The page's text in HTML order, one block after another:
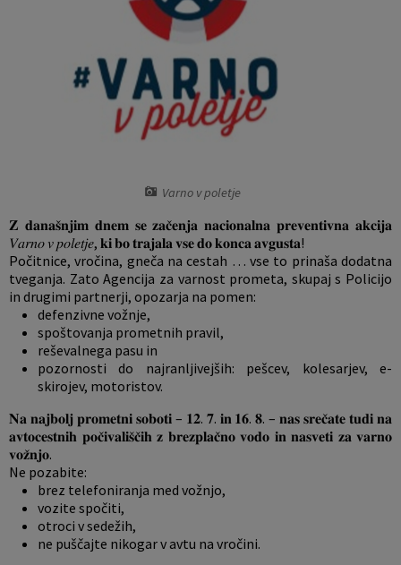
Varno v poletje
𝐙 𝐝𝐚𝐧𝐚𝐬̌𝐧𝐣𝐢𝐦 𝐝𝐧𝐞𝐦 𝐬𝐞 𝐳𝐚𝐜̌𝐞𝐧𝐣𝐚 𝐧𝐚𝐜𝐢𝐨𝐧𝐚𝐥𝐧𝐚 𝐩𝐫𝐞𝐯𝐞𝐧𝐭𝐢𝐯𝐧𝐚 𝐚𝐤𝐜𝐢𝐣𝐚
𝑉𝑎𝑟𝑛𝑜 𝑣 𝑝𝑜𝑙𝑒𝑡𝑗𝑒, 𝐤𝐢 𝐛𝐨 𝐭𝐫𝐚𝐣𝐚𝐥𝐚 𝐯𝐬𝐞 𝐝𝐨 𝐤𝐨𝐧𝐜𝐚 𝐚𝐯𝐠𝐮𝐬𝐭𝐚!
Počitnice, vročina, gneča na cestah … vse to prinaša dodatna
tveganja. Zato Agencija za varnost prometa, skupaj s Policijo
in drugimi partnerji, opozarja na pomen:
defenzivne vožnje,
spoštovanja prometnih pravil,
reševalnega pasu in
pozornosti do najranljivejših: pešcev, kolesarjev, e-
skirojev, motoristov.
𝐍𝐚 𝐧𝐚𝐣𝐛𝐨𝐥𝐣 𝐩𝐫𝐨𝐦𝐞𝐭𝐧𝐢 𝐬𝐨𝐛𝐨𝐭𝐢 – 𝟏𝟐. 𝟕. 𝐢𝐧 𝟏𝟔. 𝟖. – 𝐧𝐚𝐬 𝐬𝐫𝐞𝐜̌𝐚𝐭𝐞 𝐭𝐮𝐝𝐢 𝐧𝐚
𝐚𝐯𝐭𝐨𝐜𝐞𝐬𝐭𝐧𝐢𝐡 𝐩𝐨𝐜̌𝐢𝐯𝐚𝐥𝐢𝐬̌𝐜̌𝐢𝐡 𝐳 𝐛𝐫𝐞𝐳𝐩𝐥𝐚𝐜̌𝐧𝐨 𝐯𝐨𝐝𝐨 𝐢𝐧 𝐧𝐚𝐬𝐯𝐞𝐭𝐢 𝐳𝐚 𝐯𝐚𝐫𝐧𝐨
𝐯𝐨𝐳̌𝐧𝐣𝐨.
Ne pozabite:
brez telefoniranja med vožnjo,
vozite spočiti,
otroci v sedežih,
ne puščajte nikogar v avtu na vročini.
Naselja v občini
Strateški dokumenti
Katalog informacij javnega značaja
Predpisi in odloki